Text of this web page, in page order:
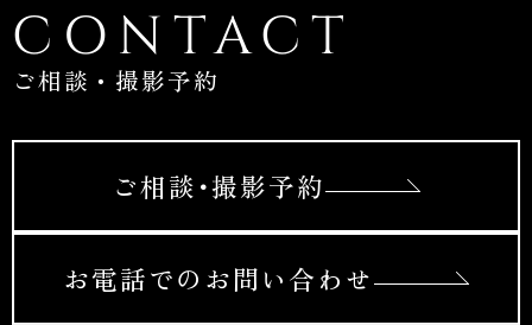
CONTACT
ご相談・撮影予約
ご相談･撮影予約
お電話でのお問い合わせ